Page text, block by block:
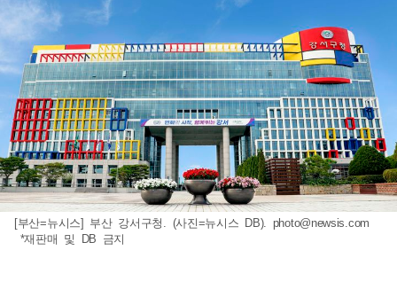
[부산=뉴시스] 부산 강서구청. (사진=뉴시스 DB). photo@newsis.com
*재판매 및 DB 금지